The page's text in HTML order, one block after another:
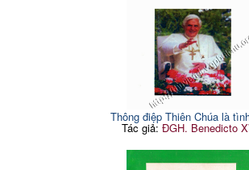
Thông điệp Thiên Chúa là
Tác giả:ĐGH. Benedicto